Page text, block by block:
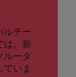
ルチー
は、新
ルータ
いま